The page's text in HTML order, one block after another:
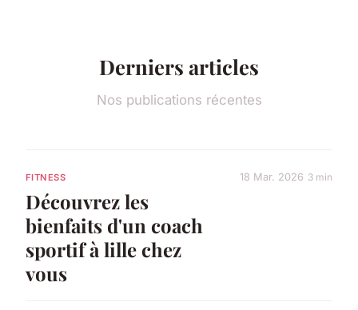
Derniers articles
Nos publications récentes
FITNESS
Découvrez les
bienfaits d'un coach
sportif à lille chez
vous
18 Mar. 2026 3 min